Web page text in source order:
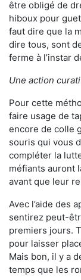
être obligé de
hiboux pour
faut dire que la
dire tous, sont
ferme à l’instar
Une action
Pour cette
faire usage de
encore de colle
souris qui vous
compléter la
méfiants auront
avant que leur
Avec l’aide des
sentirez peut-
premiers jours.
pour laisser
Mais bon, il y a
temps que les